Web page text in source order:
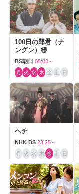
100日の郎君（ナ
ングン）様
BS朝日 05:00～
月 火 水 木 金 土 日
ヘチ
NHK BS 23:25～
月 火 水 木 金 土 日